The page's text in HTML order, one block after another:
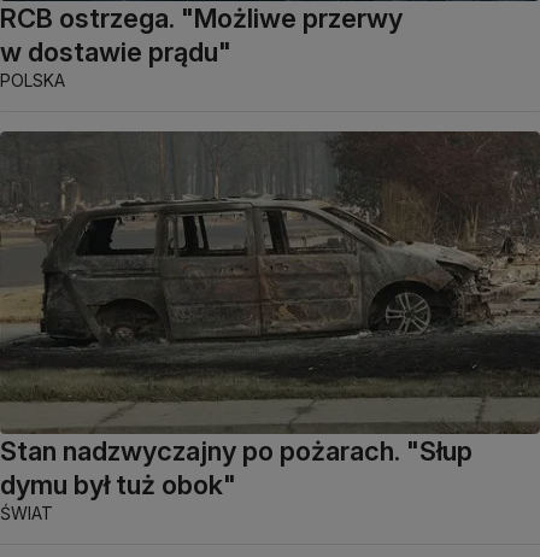
RCB ostrzega. "Możliwe przerwy
w dostawie prądu"
POLSKA
Stan nadzwyczajny po pożarach. "Słup
dymu był tuż obok"
ŚWIAT